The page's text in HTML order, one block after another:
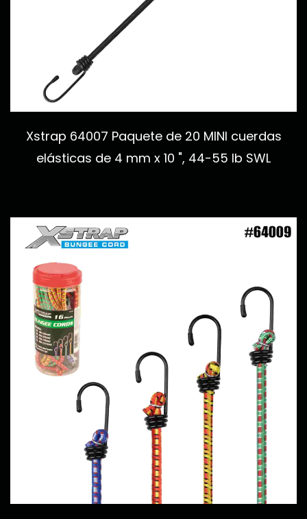
Xstrap 64007 Paquete de 20 MINI cuerdas
elásticas de 4 mm x 10 ", 44-55 lb SWL